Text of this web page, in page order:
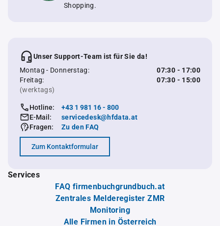
Shopping.
Unser Support-Team ist für Sie da!
Montag - Donnerstag:
07:30 - 17:00
Freitag:
07:30 - 15:00
(werktags)
Hotline:
+43 1 981 16 - 800
E-Mail:
servicedesk@hfdata.at
Fragen:
Zu den FAQ
Zum Kontaktformular
Services
FAQ firmenbuchgrundbuch.at
Zentrales Melderegister ZMR
Monitoring
Alle Firmen in Österreich